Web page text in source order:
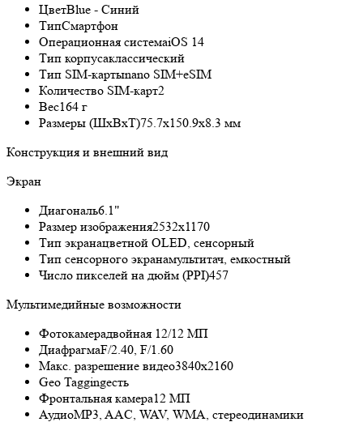
ЦветBlue - Синий
ТипСмартфон
Операционная системаiOS 14
Тип корпусаклассический
Тип SIM-картыnano SIM+eSIM
Количество SIM-карт2
Вес164 г
Размеры (ШxВxТ)75.7x150.9x8.3 мм
Конструкция и внешний вид
Экран
Диагональ6.1"
Размер изображения2532x1170
Тип экранацветной OLED, сенсорный
Тип сенсорного экранамультитач, емкостный
Число пикселей на дюйм (PPI)457
Мультимедийные возможности
Фотокамерадвойная 12/12 МП
ДиафрагмаF/2.40, F/1.60
Макс. разрешение видео3840x2160
Geo Taggingесть
Фронтальная камера12 МП
АудиоMP3, AAC, WAV, WMA, стереодинамики